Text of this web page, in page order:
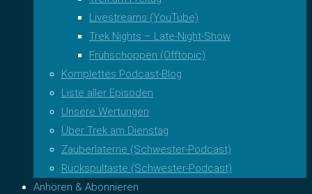
Livestreams (YouTube)
Trek Nights – Late-Night-Show
Frühschoppen (Offtopic)
Komplettes Podcast-Blog
Liste aller Episoden
Unsere Wertungen
Über Trek am Dienstag
Zauberlaterne (Schwester-Podcast)
Rückspultaste (Schwester-Podcast)
Anhören & Abonnieren